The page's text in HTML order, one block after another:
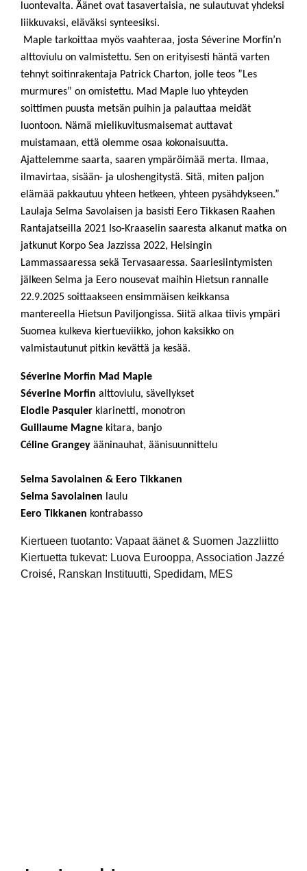
luontevalta. Äänet ovat tasavertaisia, ne sulautuvat yhdeksi
liikkuvaksi, eläväksi synteesiksi.
Maple tarkoittaa myös vaahteraa, josta Séverine Morfinʼn
alttoviulu on valmistettu. Sen on erityisesti häntä varten
tehnyt soitinrakentaja Patrick Charton, jolle teos ”Les
murmures” on omistettu. Mad Maple luo yhteyden
soittimen puusta metsän puihin ja palauttaa meidät
luontoon. Nämä mielikuvitusmaisemat auttavat
muistamaan, että olemme osaa kokonaisuutta.
Ajattelemme saarta, saaren ympäröimää merta. llmaa,
ilmavirtaa, sisään- ja uloshengitystä. Sitä, miten paljon
elämää pakkautuu yhteen hetkeen, yhteen pysähdykseen.”
Laulaja Selma Savolaisen ja basisti Eero Tikkasen Raahen
Rantajatseilla 2021 Iso-Kraaselin saaresta alkanut matka on
jatkunut Korpo Sea Jazzissa 2022, Helsingin
Lammassaaressa sekä Tervasaaressa. Saariesiintymisten
jälkeen Selma ja Eero nousevat maihin Hietsun rannalle
22.9.2025 soittaakseen ensimmäisen keikkansa
mantereella Hietsun Paviljongissa. Siitä alkaa tiivis ympäri
Suomea kulkeva kiertueviikko, johon kaksikko on
valmistautunut pitkin kevättä ja kesää.
Séverine Morfin Mad Maple
Séverine Morfin alttoviulu, sävellykset
Elodie Pasquier klarinetti, monotron
Guillaume Magne kitara, banjo
Céline Grangey ääninauhat, äänisuunnittelu
Selma Savolainen & Eero Tikkanen
Selma Savolainen laulu
Eero Tikkanen kontrabasso
Kiertueen tuotanto: Vapaat äänet & Suomen Jazzliitto
Kiertuetta tukevat: Luova Eurooppa, Association Jazzé
Croisé, Ranskan Instituutti, Spedidam, MES